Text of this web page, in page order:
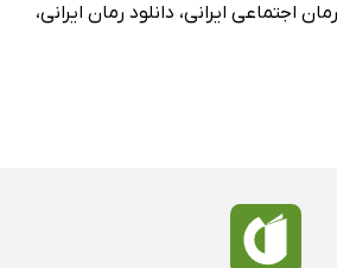
رمان اجتماعی ایرانی، دانلود رمان ایرانی،